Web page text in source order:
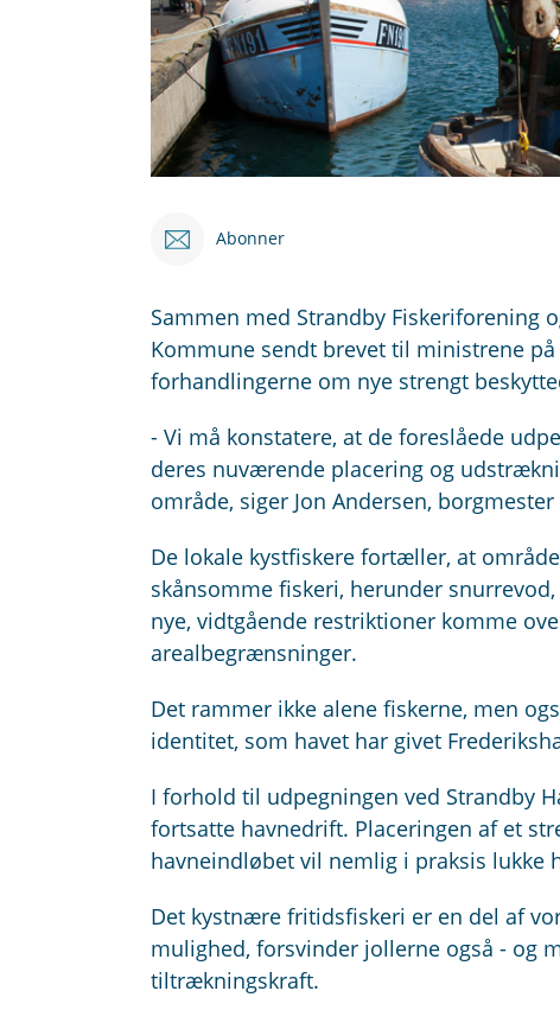
Abonner
Sammen med Strandby Fiskeriforening
Kommune sendt brevet til ministrene
forhandlingerne om nye strengt
- Vi må konstatere, at de foreslåede
deres nuværende placering og
område, siger Jon Andersen,
De lokale kystfiskere fortæller, at
skånsomme fiskeri, herunder
nye, vidtgående restriktioner komme
arealbegrænsninger.
Det rammer ikke alene fiskerne, men
identitet, som havet har givet
I forhold til udpegningen ved Strandby
fortsatte havnedrift. Placeringen af et
havneindløbet vil nemlig i praksis lukke
Det kystnære fritidsfiskeri er en del af
mulighed, forsvinder jollerne også - og
tiltrækningskraft.